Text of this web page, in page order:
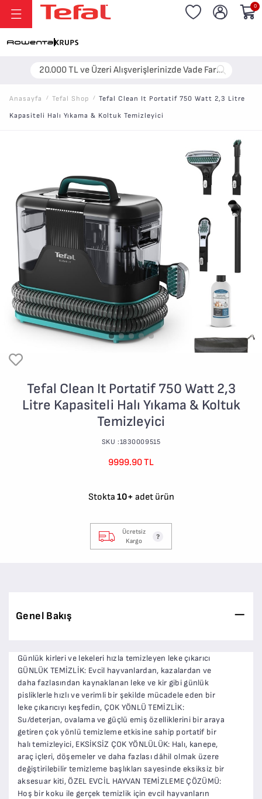
20.000 TL ve Üzeri Alışverişlerinizde Vade Farksız 6 Taksit!
0
Anasayfa / Tefal Shop / Tefal Clean It Portatif 750 Watt 2,3 Litre
Kapasiteli Halı Yıkama & Koltuk Temizleyici
Tefal Clean It Portatif 750 Watt 2,3
Litre Kapasiteli Halı Yıkama & Koltuk
Temizleyici
SKU :1830009515
9999.90 TL
Stokta 10+ adet ürün
Ücretsiz
Kargo
Genel Bakış
Günlük kirleri ve lekeleri hızla temizleyen leke çıkarıcı
GÜNLÜK TEMİZLİK: Evcil hayvanlardan, kazalardan ve
daha fazlasından kaynaklanan leke ve kir gibi günlük
pisliklerle hızlı ve verimli bir şekilde mücadele eden bir
leke çıkarıcıyı keşfedin, ÇOK YÖNLÜ TEMİZLİK:
Su/deterjan, ovalama ve güçlü emiş özelliklerini bir araya
getiren çok yönlü temizleme etkisine sahip portatif bir
halı temizleyici, EKSİKSİZ ÇOK YÖNLÜLÜK: Halı, kanepe,
araç içleri, döşemeler ve daha fazlası dâhil olmak üzere
değiştirilebilir temizleme başlıkları sayesinde eksiksiz bir
aksesuar kiti, ÖZEL EVCİL HAYVAN TEMİZLEME ÇÖZÜMÜ:
Hoş bir koku ile gerçek temizlik için evcil hayvanların